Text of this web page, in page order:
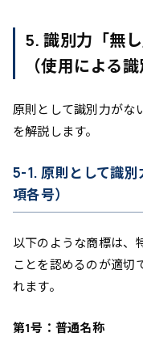
5. 識別力「無
（使用による識
原則として識別力がな
を解説します。
5-1. 原則として識
項各号）
以下のような商標は、
ことを認めるのが適切
れます。
第1号：普通名称